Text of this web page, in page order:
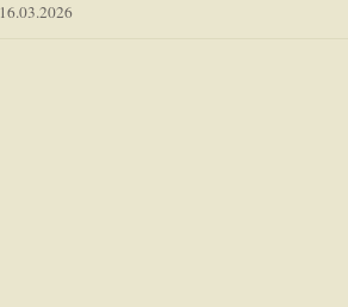
16.03.2026